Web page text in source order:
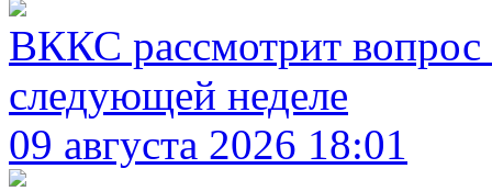
ВККС рассмотрит вопрос
следующей неделе
09 августа 2026 18:01